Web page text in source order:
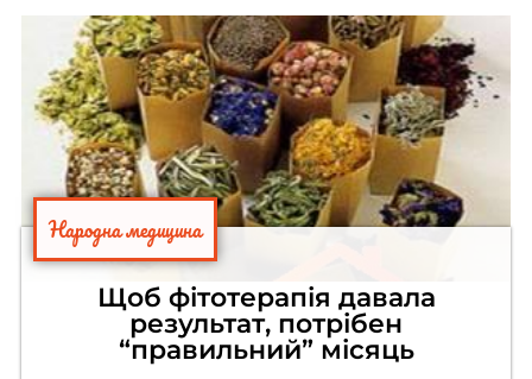
Народна медицина
Щоб фітотерапія давала
результат, потрібен
“правильний” місяць